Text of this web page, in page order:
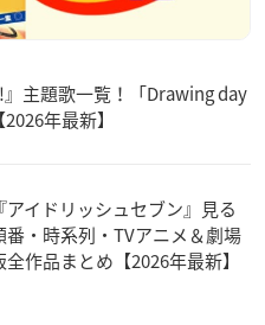
』主題歌一覧！「Drawing day
年最新】
『アイドリッシュセブン』見る
番・時系列・TVアニメ＆劇場
全作品まとめ【2026年最新】